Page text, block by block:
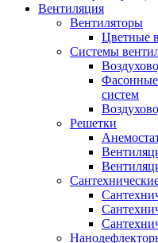
Вентиляция
Вентиляторы
Цветные
Системы
Фасонные
систем
Решетки